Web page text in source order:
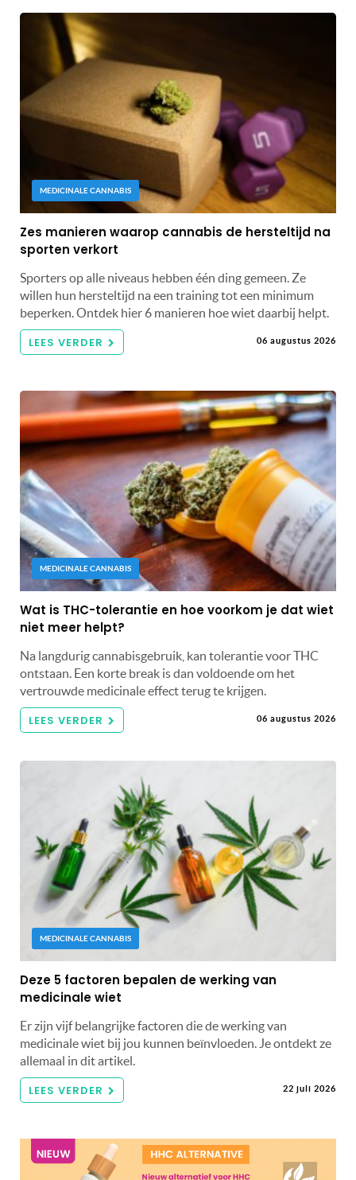
MEDICINALE CANNABIS
Zes manieren waarop cannabis de hersteltijd na
sporten verkort
Sporters op alle niveaus hebben één ding gemeen. Ze
willen hun hersteltijd na een training tot een minimum
beperken. Ontdek hier 6 manieren hoe wiet daarbij helpt.
LEES VERDER 06 augustus 2026
MEDICINALE CANNABIS
Wat is THC-tolerantie en hoe voorkom je dat wiet
niet meer helpt?
Na langdurig cannabisgebruik, kan tolerantie voor THC
ontstaan. Een korte break is dan voldoende om het
vertrouwde medicinale effect terug te krijgen.
LEES VERDER 06 augustus 2026
MEDICINALE CANNABIS
Deze 5 factoren bepalen de werking van
medicinale wiet
Er zijn vijf belangrijke factoren die de werking van
medicinale wiet bij jou kunnen beïnvloeden. Je ontdekt ze
allemaal in dit artikel.
LEES VERDER 22 juli 2026